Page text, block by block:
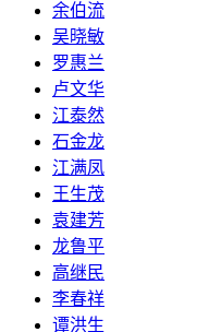
余伯流
吴晓敏
罗惠兰
卢文华
江泰然
石金龙
江满凤
王生茂
袁建芳
龙鲁平
高继民
李春祥
谭洪生